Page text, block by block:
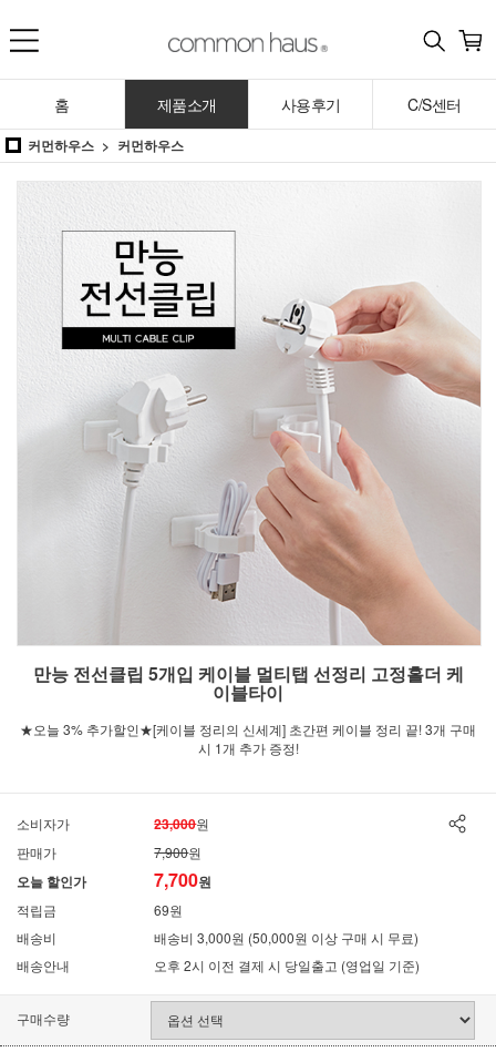
홈 제품소개 사용후기 C/S센터
커먼하우스 커먼하우스
만능 전선클립 5개입 케이블 멀티탭 선정리 고정홀더 케
이블타이
★오늘 3% 추가할인★[케이블 정리의 신세계] 초간편 케이블 정리 끝! 3개 구매
시 1개 추가 증정!
소비자가 23,000원
판매가
7,900원
오늘 할인가 7,700원
적립금
69원
배송비
배송비 3,000원 (50,000원 이상 구매 시 무료)
배송안내
오후 2시 이전 결제 시 당일출고 (영업일 기준)
구매수량